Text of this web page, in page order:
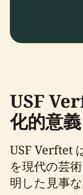
USF
化的意
USF Verftet
を現代の芸
明した見事